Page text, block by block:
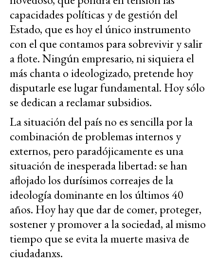
capacidades políticas y de gestión del
Estado, que es hoy el único instrumento
con el que contamos para sobrevivir y salir
a flote. Ningún empresario, ni siquiera el
más chanta o ideologizado, pretende hoy
disputarle ese lugar fundamental. Hoy sólo
se dedican a reclamar subsidios.
La situación del país no es sencilla por la
combinación de problemas internos y
externos, pero paradójicamente es una
situación de inesperada libertad: se han
aflojado los durísimos correajes de la
ideología dominante en los últimos 40
años. Hoy hay que dar de comer, proteger,
sostener y promover a la sociedad, al mismo
tiempo que se evita la muerte masiva de
ciudadanxs.